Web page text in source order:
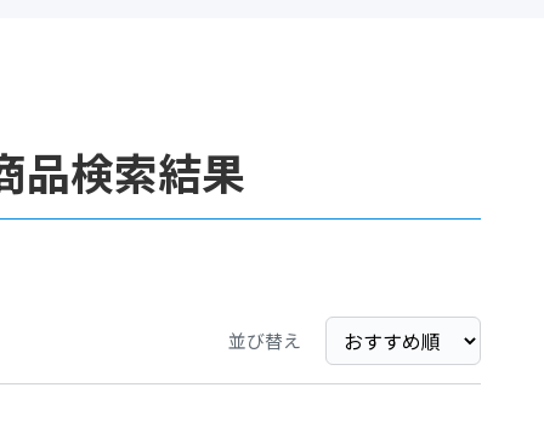
品検索結果
並び替え